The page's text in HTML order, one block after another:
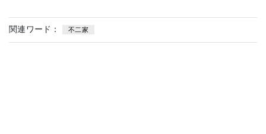
関連ワード： 不二家